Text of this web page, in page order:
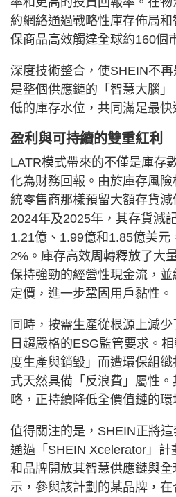
約網絡通過戰略性庫存佈局
保商品高效觸達全球約160個
深度技術整合，使SHEIN不
是整個供應鏈的「智慧大腦
低的庫存水位，共同滿足最快
盈利與可持續的雙重紅利
LATR模式帶來的不僅是庫存
化為財務回報。由於庫存風
統零售商那樣預留大額存貨減
2024年及2025年，其存貨減
1.21億、1.99億和1.85億美元
2%。庫存高效周轉釋放了大
保持強勁的經營性現金流，
定價，進一步鞏固用戶黏性。
同時，按需生產從根源上減
日趨嚴格的ESG監管要求。
度生產與銷毀」而遭環保組
式天然具備「反浪費」屬性
略，正持續降低全價值鏈的環
值得關注的是，SHEIN正將
通過「SHEIN Xcelerator」計
和品牌開放其智慧供應鏈與
示，參與該計劃的某品牌，